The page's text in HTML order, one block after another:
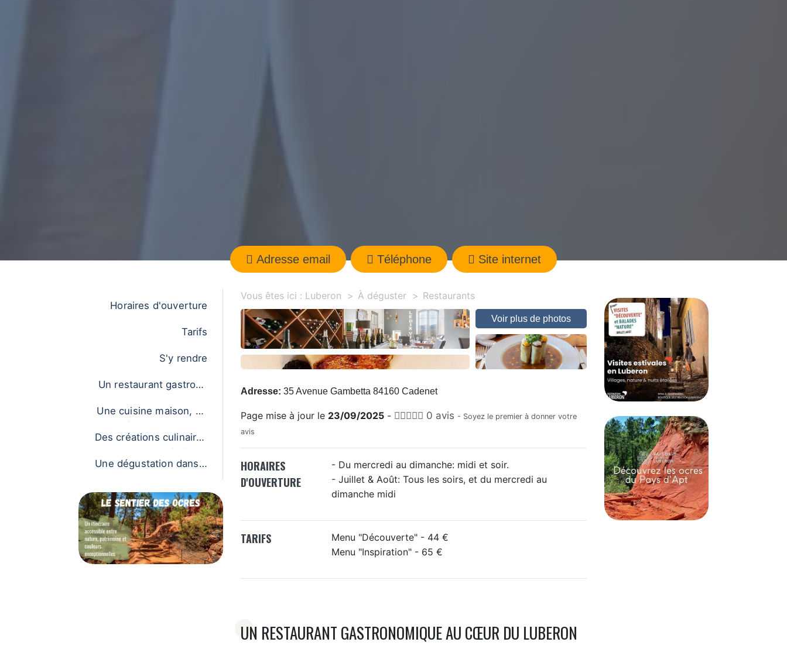
Adresse email Téléphone Site internet
Horaires d'ouverture
Tarifs
S'y rendre
Un restaurant gastrono
ron
Une cuisine maison, en
gagée et savoureuse
Des créations culinaires
inventives et généreus
es
Une dégustation dans u
Vous êtes ici : Luberon À déguster Restaurants
Voir plus de photos
Adresse: 35 Avenue Gambetta 84160 Cadenet
Page mise à jour le 23/09/2025- 0 avis - Soyez le premier à donner votre
avis
HORAIRES
D'OUVERTURE
- Du mercredi au dimanche: midi et soir.
- Juillet & Août: Tous les soirs, et du mercredi au
dimanche midi
TARIFS
Menu "Découverte" - 44 €
Menu "Inspiration" - 65 €
UN RESTAURANT GASTRONOMIQUE AU CŒUR DU LUBERON